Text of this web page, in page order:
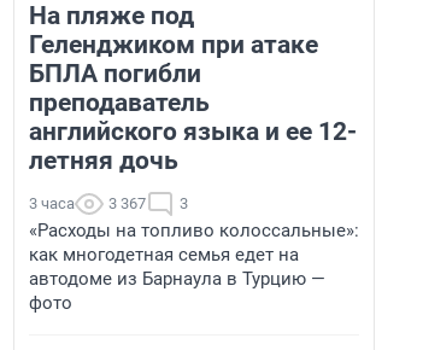
На пляже под
Геленджиком при атаке
БПЛА погибли
преподаватель
английского языка и ее 12-
летняя дочь
3 часа 3 367 3
«Расходы на топливо колоссальные»:
как многодетная семья едет на
автодоме из Барнаула в Турцию —
фото